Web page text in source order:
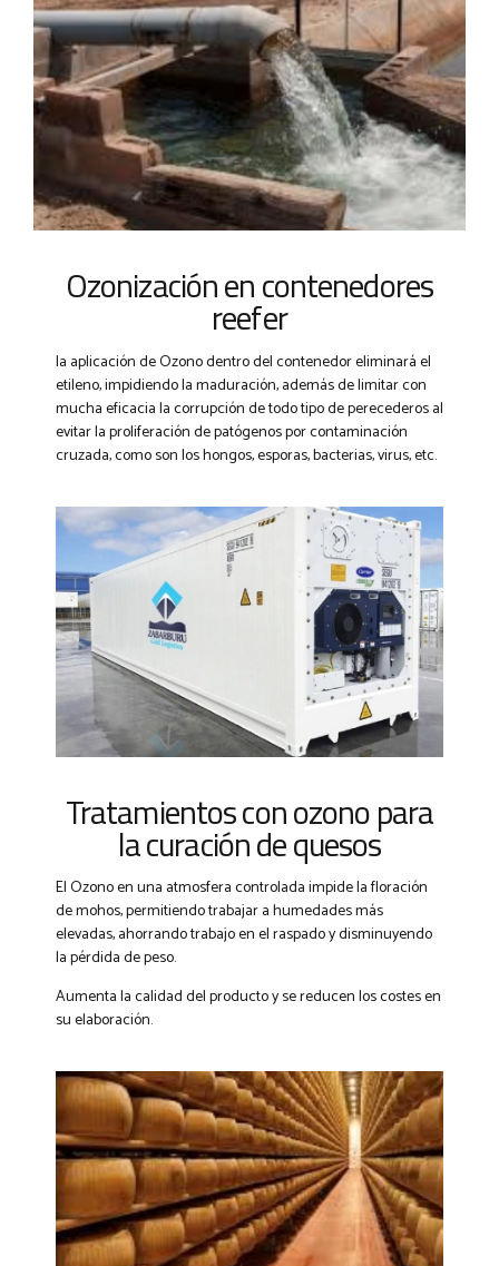
Ozonización en contenedores
reefer
la aplicación de Ozono dentro del contenedor eliminará el
etileno, impidiendo la maduración, además de limitar con
mucha eficacia la corrupción de todo tipo de perecederos al
evitar la proliferación de patógenos por contaminación
cruzada, como son los hongos, esporas, bacterias, virus, etc.
Tratamientos con ozono para
la curación de quesos
El Ozono en una atmosfera controlada impide la floración
de mohos, permitiendo trabajar a humedades más
elevadas, ahorrando trabajo en el raspado y disminuyendo
la pérdida de peso.
Aumenta la calidad del producto y se reducen los costes en
su elaboración.